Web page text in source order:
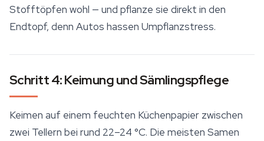
Stofftöpfen wohl — und pflanze sie direkt in den
Endtopf, denn Autos hassen Umpflanzstress.
Schritt 4: Keimung und Sämlingspflege
Keimen auf einem feuchten Küchenpapier zwischen
zwei Tellern bei rund 22–24 °C. Die meisten Samen